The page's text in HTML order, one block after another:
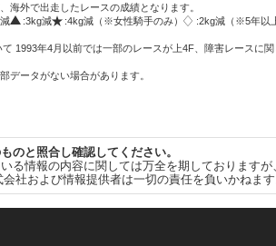
海外で出走したレースの成績となります。
:3kg減 :4kg減（※女性騎手のみ）
:2kg減（※5年以
1993年4月以前では一部のレースが上4F、障害レースに
データがない場合があります。
のと照合し確認してください。
る情報の内容に関しては万全を期しております
社および情報提供者は一切の責任を負いかねます